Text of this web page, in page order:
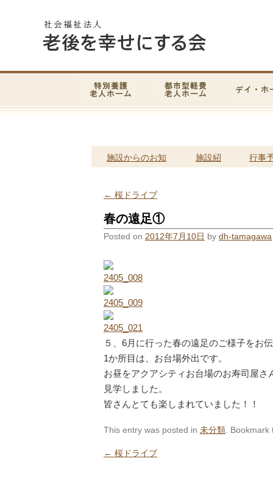
施設からのお知 施設紹 行事
← 桜ドライブ
春の遠足①
Posted on 2012年7月10日 by dh-tamagawa
５、6月に行った春の遠足のご様子をお
1か所目は、お台場外出です。
お昼をアクアシティお台場のお寿司屋
見学しました。
皆さんとても楽しまれていました！！
This entry was posted in 未分類 .
← 桜ドライブ